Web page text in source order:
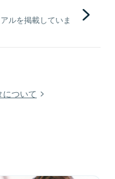
ルを掲載していま
ついて